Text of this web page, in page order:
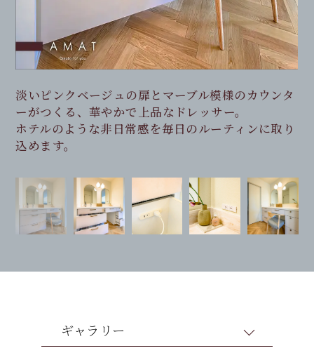
淡いピンクベージュの扉とマーブル模様のカウンタ
ーがつくる、華やかで上品なドレッサー。
ホテルのような非日常感を毎日のルーティンに取り
込めます。
収納力はしっかり、見た目は軽やか。
毎日使うコスメやケア用品がすっきり収まる、美し
い引出設計。
ミラーやライトとも調和する、明るく華やかなホテ
ルライク空間。
毎日のメイク時間がもっと楽しくなるドレッサーで
す。
ギャラリー